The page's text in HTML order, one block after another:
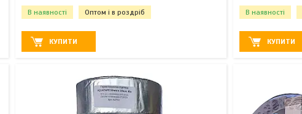
В наявності Оптом і в роздріб
КУПИТИ
В наявності
КУПИТИ